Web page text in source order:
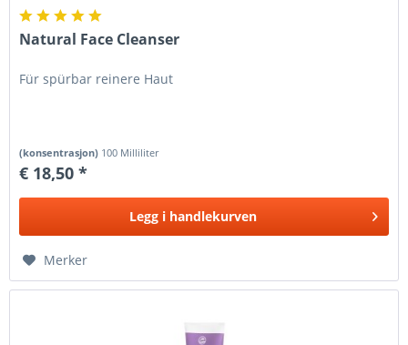
Natural Face Cleanser
Für spürbar reinere Haut
(konsentrasjon) 100 Milliliter
€ 18,50 *
Legg i handlekurven
Merker